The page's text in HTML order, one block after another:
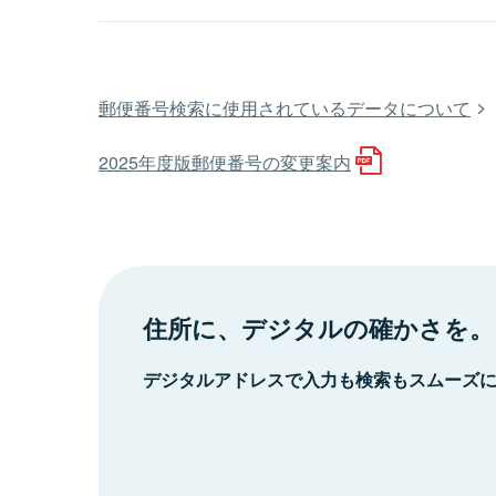
郵便番号検索に使用されているデータについて
2025年度版郵便番号の変更案内
住所に、デジタルの確かさを。
デジタルアドレスで入力も検索もスムーズ